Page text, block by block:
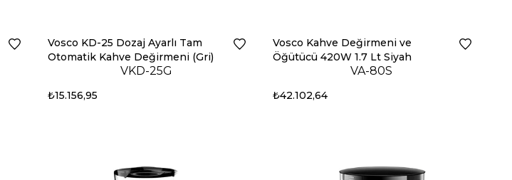
Vosco KD-25 Dozaj Ayarlı Tam
Otomatik Kahve Değirmeni (Gri)
VKD-25G
₺15.156,95
Vosco Kahve Değirmeni ve
Öğütücü 420W 1.7 Lt Siyah
VA-80S
₺42.102,64